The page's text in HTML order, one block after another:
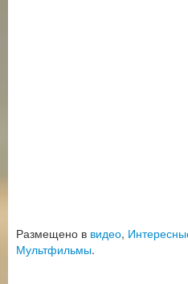
Размещено в видео,
Мультфильмы.